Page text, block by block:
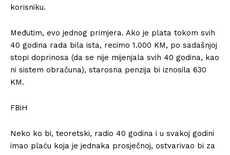
korisniku.
Međutim, evo jednog primjera. Ako je plata tokom svih
40 godina rada bila ista, recimo 1.000 KM, po sadašnjoj
stopi doprinosa (da se nije mijenjala svih 40 godina, kao
ni sistem obračuna), starosna penzija bi iznosila 630
KM.
FBiH
Neko ko bi, teoretski, radio 40 godina i u svakoj godini
imao plaću koja je jednaka prosječnoj, ostvarivao bi za